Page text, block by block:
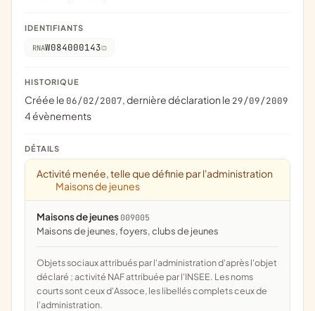
IDENTIFIANTS
RNAW084000143
HISTORIQUE
Créée le 06/02/2007, dernière déclaration le 29/09/2009
4 évènements
DÉTAILS
Activité menée, telle que définie par l'administration
Maisons de jeunes
Maisons de jeunes 009005
maisons de jeunes, foyers, clubs de jeunes
Objets sociaux attribués par l'administration d'après l'objet
déclaré ; activité NAF attribuée par l'INSEE. Les noms
courts sont ceux d'Assoce, les libellés complets ceux de
l'administration.